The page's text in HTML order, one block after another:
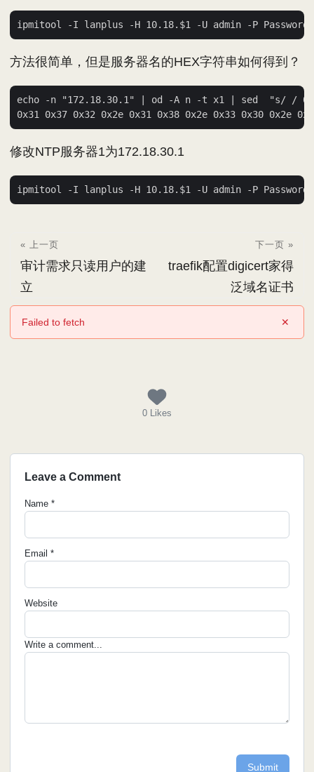
方法很简单，但是服务器名的HEX字符串如何得到？
echo -n "172.18.30.1" | od -A n -t x1 | sed  "s/ /
修改NTP服务器1为172.18.30.1
« 上一页
审计需求只读用户的建
立
下一页 »
traefik配置digicert家得
泛域名证书